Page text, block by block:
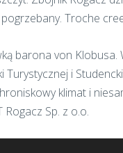
Troche
barona von
i
klimat i
Rogacz Sp. z o.o.